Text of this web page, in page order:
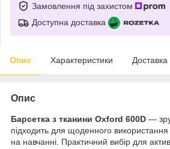
Замовлення під захистом
Доступна доставка
Опис Характеристики Доставка
Опис
Барсетка з тканини Oxford 600D —
підходить для щоденного використання
на навчанні. Практичний вибір для